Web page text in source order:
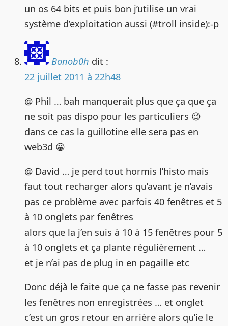
un os 64 bits et puis bon j’utilise un vrai
système d’exploitation aussi (#troll inside):-p
Bonob0h dit :
22 juillet 2011 à 22h48
@ Phil … bah manquerait plus que ça que ça
ne soit pas dispo pour les particuliers 😉
dans ce cas la guillotine elle sera pas en
web3d 😀
@ David … je perd tout hormis l’histo mais
faut tout recharger alors qu’avant je n’avais
pas ce problème avec parfois 40 fenêtres et 5
à 10 onglets par fenêtres
alors que la j’en suis à 10 à 15 fenêtres pour 5
à 10 onglets et ça plante régulièrement …
et je n’ai pas de plug in en pagaille etc
Donc déjà le faite que ça ne fasse pas revenir
les fenêtres non enregistrées … et onglet
c’est un gros retour en arrière alors qu’ie le